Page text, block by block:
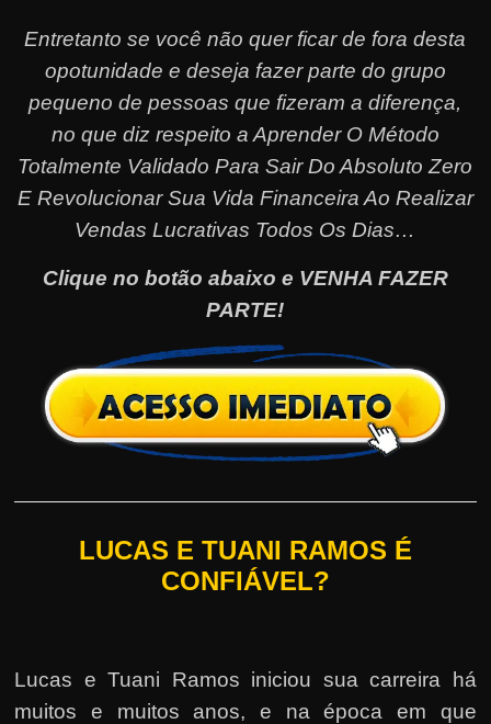
Entretanto se você não quer ficar de fora desta
opotunidade e deseja fazer parte do grupo
pequeno de pessoas que fizeram a diferença,
no que diz respeito a Aprender O Método
Totalmente Validado Para Sair Do Absoluto Zero
E Revolucionar Sua Vida Financeira Ao Realizar
Vendas Lucrativas Todos Os Dias…
Clique no botão abaixo e VENHA FAZER
PARTE!
LUCAS E TUANI RAMOS É
CONFIÁVEL?
Lucas e Tuani Ramos iniciou sua carreira há
muitos e muitos anos, e na época em que